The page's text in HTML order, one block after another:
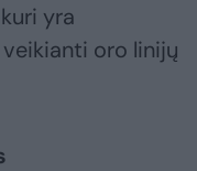
yra
oro linijų